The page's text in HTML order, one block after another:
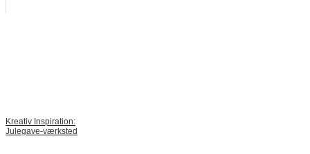
Kreativ Inspiration:
Julegave-værksted